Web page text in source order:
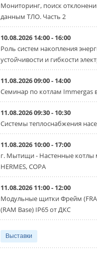
Мониторинг, поиск
данным ТЛО. Часть 2
10.08.2026 14:00 - 16:00
Роль систем накопления
устойчивости и гибкости
11.08.2026 09:00 - 14:00
Семинар по котлам Immergas
11.08.2026 09:30 - 10:30
Системы теплоснабжения
11.08.2026 10:00 - 17:00
г. Мытищи - Настенные
HERMES, COPA
11.08.2026 11:00 - 12:00
Модульные щитки Фрейм
(RAM Base) IP65 от ДКС
Выставки